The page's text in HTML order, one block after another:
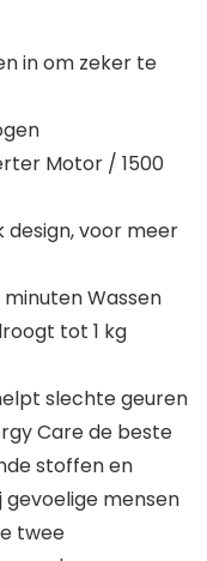
in om zeker te
Motor / 1500
design, voor meer
Wassen
tot 1 kg
slechte geuren
Care de beste
stoffen en
mensen
twee